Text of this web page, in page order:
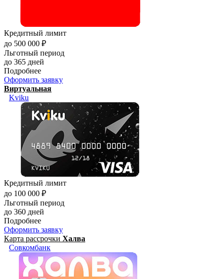
Кредитный лимит
до 500 000 ₽
Льготный период
до 365 дней
Подробнее
Оформить заявку
Виртуальная
Kviku
Кредитный лимит
до 100 000 ₽
Льготный период
до 360 дней
Подробнее
Оформить заявку
Карта рассрочки Халва
Совкомбанк